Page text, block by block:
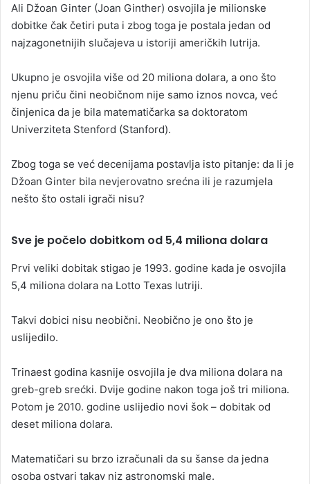
Ali Džoan Ginter (Joan Ginther) osvojila je milionske
dobitke čak četiri puta i zbog toga je postala jedan od
najzagonetnijih slučajeva u istoriji američkih lutrija.
Ukupno je osvojila više od 20 miliona dolara, a ono što
njenu priču čini neobičnom nije samo iznos novca, već
činjenica da je bila matematičarka sa doktoratom
Univerziteta Stenford (Stanford).
Zbog toga se već decenijama postavlja isto pitanje: da li je
Džoan Ginter bila nevjerovatno srećna ili je razumjela
nešto što ostali igrači nisu?
Sve je počelo dobitkom od 5,4 miliona dolara
Prvi veliki dobitak stigao je 1993. godine kada je osvojila
5,4 miliona dolara na Lotto Texas lutriji.
Takvi dobici nisu neobični. Neobično je ono što je
uslijedilo.
Trinaest godina kasnije osvojila je dva miliona dolara na
greb-greb srećki. Dvije godine nakon toga još tri miliona.
Potom je 2010. godine uslijedio novi šok – dobitak od
deset miliona dolara.
Matematičari su brzo izračunali da su šanse da jedna
osoba ostvari takav niz astronomski male.